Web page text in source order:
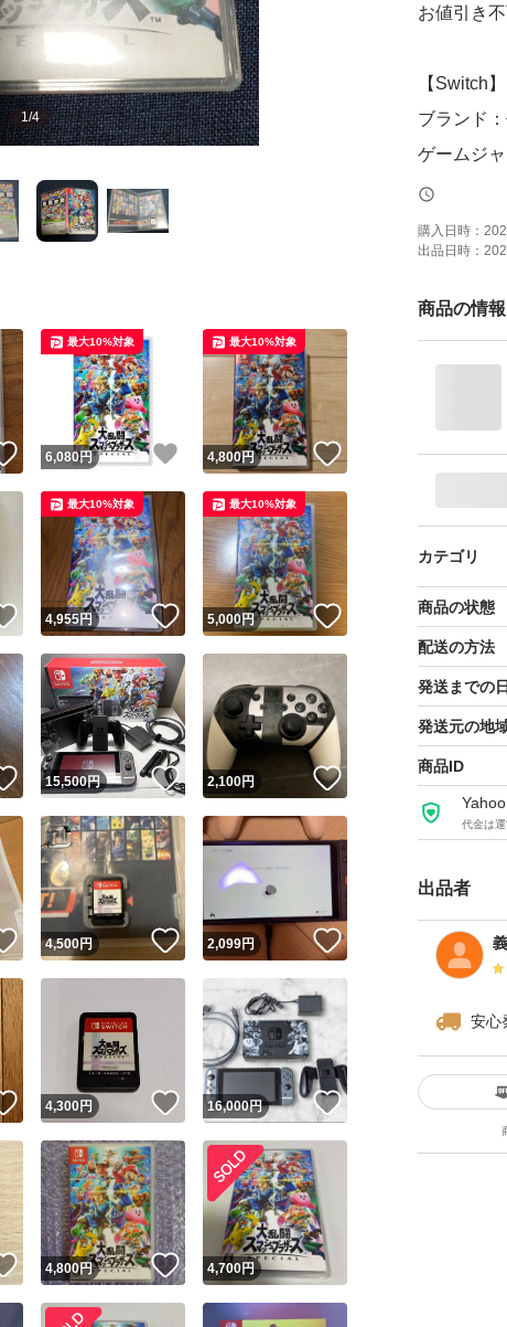
1/4
お値引き
【Switch
ブランド
ゲームジ
ソフトウ
パッケー
オンライ
プレイモ
amiibo対
R7-0317
購入日時：
出品日時：
商品の情報
カテゴリ
商品の状態
配送の方法
発送までの
発送元の地
商品ID
代金は
出品者
安心
いいね！
6,080円 いいね！
最大10%対象
4,800円
最大10%対象
いいね！
4,955円 いいね！
最大10%対象
5,000円
最大10%対象
いいね！
15,500円 いいね！
2,100円
いいね！
4,500円 いいね！
2,099円 いいね！
いいね！
4,300円 いいね！
16,000円
いいね！
4,800円 いいね！
4,700円